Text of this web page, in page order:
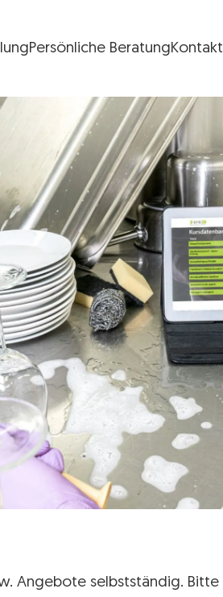
Persönliche BeratungKontakt
Angebote selbstständig. Bitte